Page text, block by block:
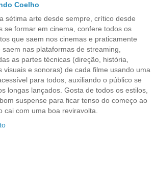
Coelho
sétima arte desde sempre, crítico desde
se formar em cinema, confere todos os
que saem nos cinemas e praticamente
saem nas plataformas de streaming,
as partes técnicas (direção, história,
visuais e sonoras) de cada filme usando uma
para todos, auxiliando o público se
longas lançados. Gosta de todos os estilos,
suspense para ficar tenso do começo ao
cai com uma boa reviravolta.